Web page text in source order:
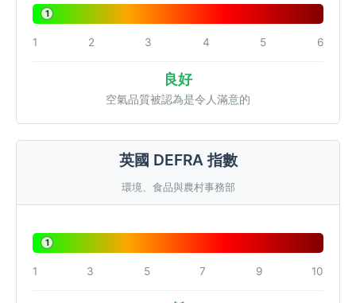
1
1 2 3 4 5 6
良好
空氣品質被認為是令人滿意的
英國 DEFRA 指數
環境、食品與農村事務部
1
1 3 5 7 9 10